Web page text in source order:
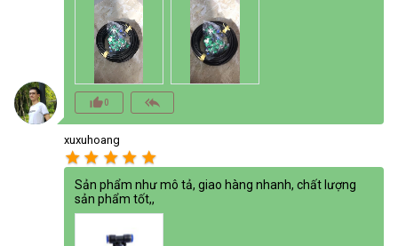
thumb_up_alt0 reply_all
xuxuhoang
star star star star star
Sản phẩm như mô tả, giao hàng nhanh, chất lượng
sản phẩm tốt,,